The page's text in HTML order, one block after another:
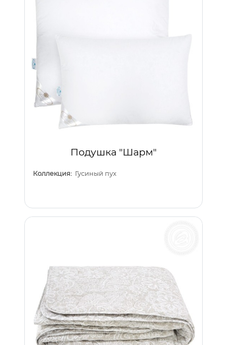
Подушка "Шарм"
Коллекция: Гусиный пух